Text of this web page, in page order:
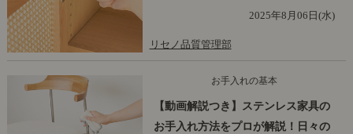
2025年8月06日(水)
リセノ品質管理部
お手入れの基本
【動画解説つき】ステンレス家具の
お手入れ方法をプロが解説！日々の